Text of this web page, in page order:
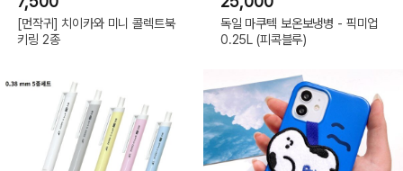
[먼작귀] 치이카와 미니 콜렉트북
키링 2종
독일 마쿠텍 보온보냉병 - 픽미업
0.25L (피콕블루)